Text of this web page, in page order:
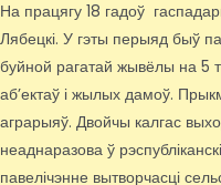
На працягу 18 гадоў
Лябецкі. У гэты перыяд быў
буйной рагатай жывёлы на 5
аб’ектаў і жылых дамоў.
аграрыяў. Двойчы калгас
неаднаразова ў
павелічэнне вытворчасці